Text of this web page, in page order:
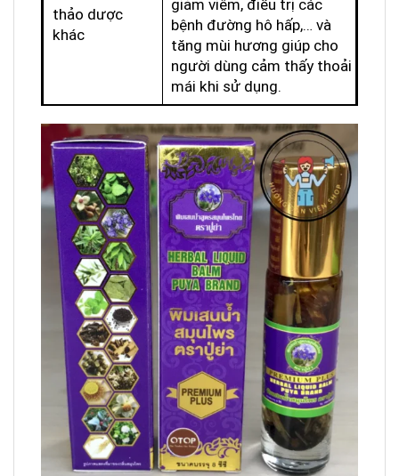
thảo dược
khác
giảm viêm, điều trị các
bệnh đường hô hấp,… và
tăng mùi hương giúp cho
người dùng cảm thấy thoải
mái khi sử dụng.